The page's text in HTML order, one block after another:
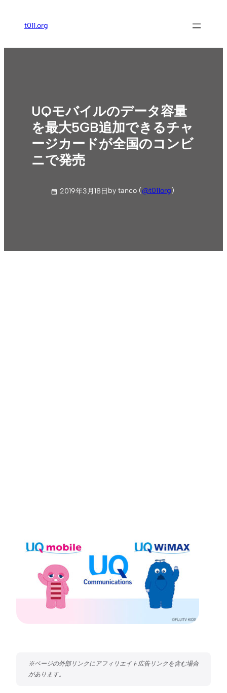
ス
t011.org
UQモバイルのデータ容量
を最大5GB追加できるチャ
ージカードが全国のコンビ
ニで発売
2019年3月18日by tanco (@t011org)